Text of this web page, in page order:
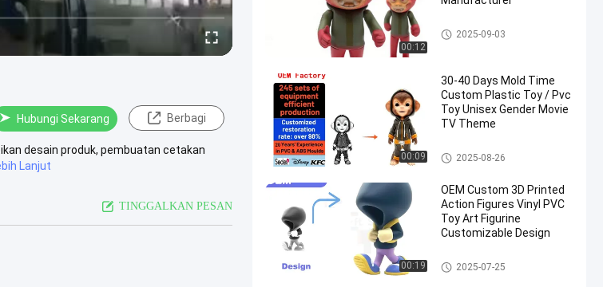
Hubungi Sekarang Berbagi
desain produk, pembuatan cetakan
Lanjut
TINGGALKAN PESAN
00:12
Mainan Plastik Custom/Main
an PVC
2025-09-03
00:09
30-40 Days Mold Time
Custom Plastic Toy / Pvc
Toy Unisex Gender Movie
TV Theme
Mainan Plastik Custom/Main
an PVC
2025-08-26
00:19
OEM Custom 3D Printed
Action Figures Vinyl PVC
Toy Art Figurine
Customizable Design
Mainan Plastik Custom/Main
an PVC
2025-07-25